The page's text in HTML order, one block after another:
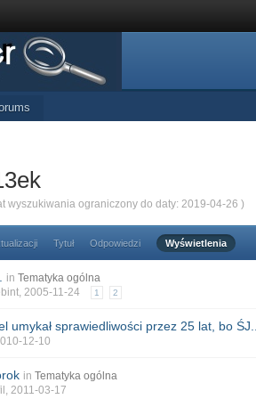
wyszukiwania ograniczony do daty: 2019-04-26 )
Tytuł Odpowiedzi Wyświetlenia
in Tematyka ogólna
, 2005-11-24 1 2
umykał sprawiedliwości przez 25 lat, bo ŚJ...
12-10
in Tematyka ogólna
, 2011-03-17